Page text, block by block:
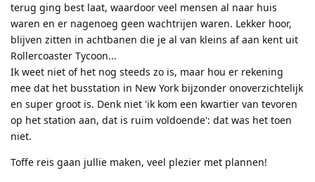
terug ging best laat, waardoor veel mensen al naar huis
waren en er nagenoeg geen wachtrijen waren. Lekker hoor,
blijven zitten in achtbanen die je al van kleins af aan kent uit
Rollercoaster Tycoon...
Ik weet niet of het nog steeds zo is, maar hou er rekening
mee dat het busstation in New York bijzonder onoverzichtelijk
en super groot is. Denk niet 'ik kom een kwartier van tevoren
op het station aan, dat is ruim voldoende': dat was het toen
niet.
Toffe reis gaan jullie maken, veel plezier met plannen!